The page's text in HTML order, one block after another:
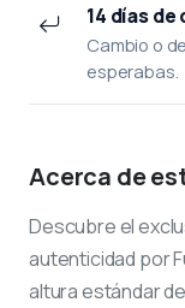
14 días
Cambio o
esperabas.
Acerca de
Descubre el
autenticidad por
altura estándar